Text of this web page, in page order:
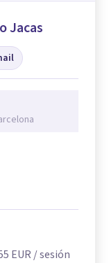
Jacas
EUR / sesión